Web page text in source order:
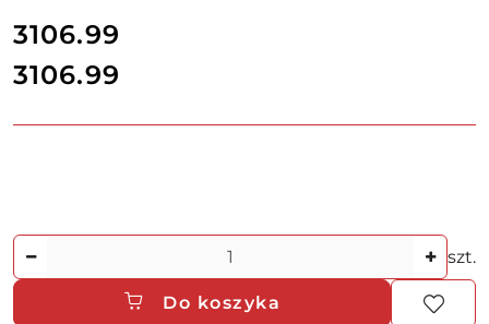
cena:
3106.99
Cena:
3106.99
Ilość szt.
Do koszyka